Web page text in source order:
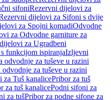
sifoniRezervni dijelovi za
dijelovi za Sifoni s dvije
za Spojni komadiOdvodne
za Odvodne garniture za
za Ugradbeni
funkcijom ispiranjaIzljevni
odvodnje za tuševe u razini
za tuševe u razini
Tuš kanalicePribor za tuš
za tuš kanalicePodni sifoni za
za tušPribor za podne sifone za